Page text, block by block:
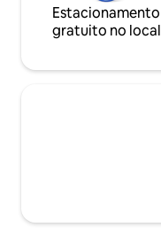
Estacionamento
gratuito no local